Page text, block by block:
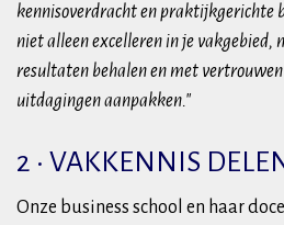
kennisoverdracht en praktijkgerichte
niet alleen excelleren in je vakgebied,
resultaten behalen en met
uitdagingen aanpakken."
2 • VAKKENNIS
Onze business school en haar